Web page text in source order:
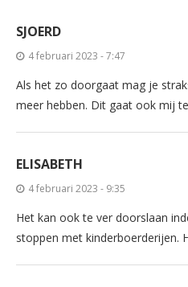
SJOERD
4 februari 2023 - 7:47
Als het zo doorgaat mag je
meer hebben. Dit gaat ook mij
ELISABETH
4 februari 2023 - 9:35
Het kan ook te ver doorslaan
stoppen met kinderboerderijen.